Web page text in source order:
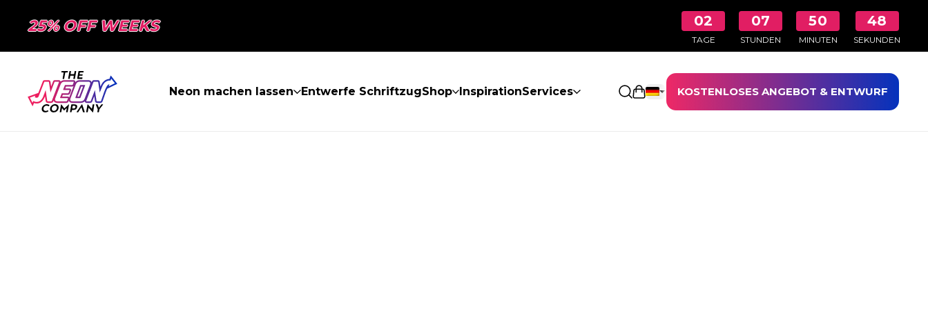
25% OFF WEEKS 02
TAGE
07
STUNDEN
50
MINUTEN
47
SEKUNDEN
Neon machen lassen Entwerfe SchriftzugShop InspirationServices Einkaufswagen öffnen
KOSTENLOSES ANGEBOT & ENTWURF